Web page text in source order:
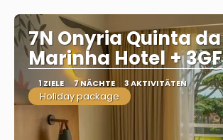
7N Onyria Quinta da
Marinha Hotel + 3GF
1 ZIELE 7 NÄCHTE 3 AKTIVITÄTEN
Holiday package